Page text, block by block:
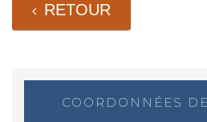
RETOUR
COORDONNÉES